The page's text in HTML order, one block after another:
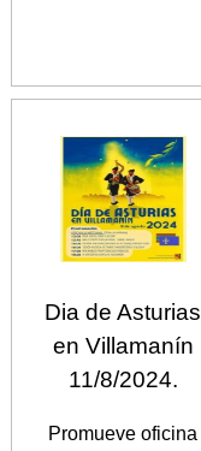
Dia de Asturias
en Villamanín
11/8/2024.
Promueve oficina